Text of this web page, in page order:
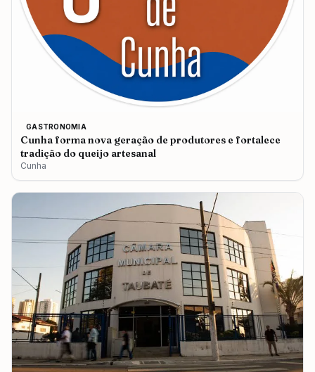
GASTRONOMIA
Cunha forma nova geração de produtores e fortalece
tradição do queijo artesanal
Cunha